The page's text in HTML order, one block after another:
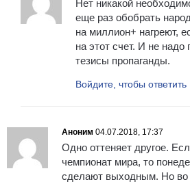
Нет никакой
еще раз обобрать
на миллион+ нагреют,
на этот счет. И не надо
тезисы пропаганды.
Войдите, чтобы ответить
Аноним 04.07.2018, 17:37
Одно оттеняет другое.
чемпионат мира, то
сделают выходным. Но во